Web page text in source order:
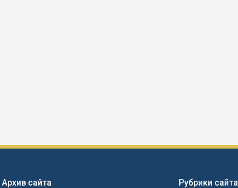
Архив сайта Рубрики сайта